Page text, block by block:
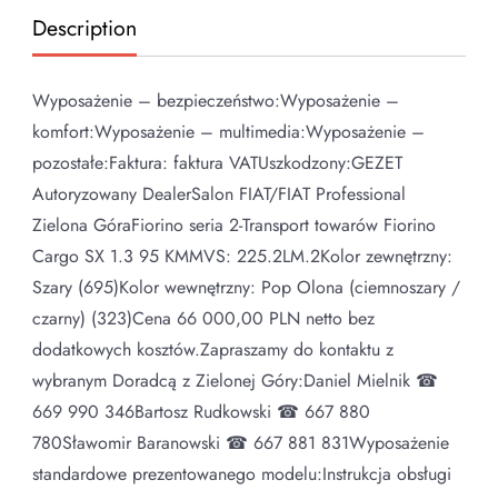
Description
Wyposażenie – bezpieczeństwo:Wyposażenie –
komfort:Wyposażenie – multimedia:Wyposażenie –
pozostałe:Faktura: faktura VATUszkodzony:GEZET
Autoryzowany DealerSalon FIAT/FIAT Professional
Zielona GóraFiorino seria 2-Transport towarów Fiorino
Cargo SX 1.3 95 KMMVS: 225.2LM.2Kolor zewnętrzny:
Szary (695)Kolor wewnętrzny: Pop Olona (ciemnoszary /
czarny) (323)Cena 66 000,00 PLN netto bez
dodatkowych kosztów.Zapraszamy do kontaktu z
wybranym Doradcą z Zielonej Góry:Daniel Mielnik ☎
669 990 346Bartosz Rudkowski ☎ 667 880
780Sławomir Baranowski ☎ 667 881 831Wyposażenie
standardowe prezentowanego modelu:Instrukcja obsługi